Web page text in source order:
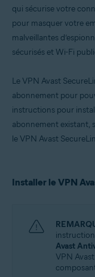
qui sécurise votre
pour masquer votre
malveillantes
sécurisés et Wi-Fi
Le VPN Avast
abonnement pour
instructions pour
abonnement existant,
le VPN Avast
Installer le VPN
Avast
VPN